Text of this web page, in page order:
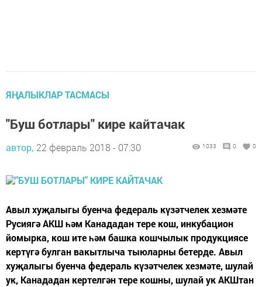
ЯҢАЛЫКЛАР ТАСМАСЫ
"Буш ботлары" кире кайтачак
автор, 22 февраль 2018 - 07:30 1033 0 0
Авыл хуҗалыгы буенча федераль күзәтчелек хезмәте
Русиягә АКШ һәм Канададан тере кош, инкубацион
йомырка, кош ите һәм башка кошчылык продукциясе
кертүгә булган вакытлыча тыюларны бетерде. Авыл
хуҗалыгы буенча федераль күзәтчелек хезмәте, шулай
ук, Канададан кертелгән тере кошны, шулай ук АКШтан